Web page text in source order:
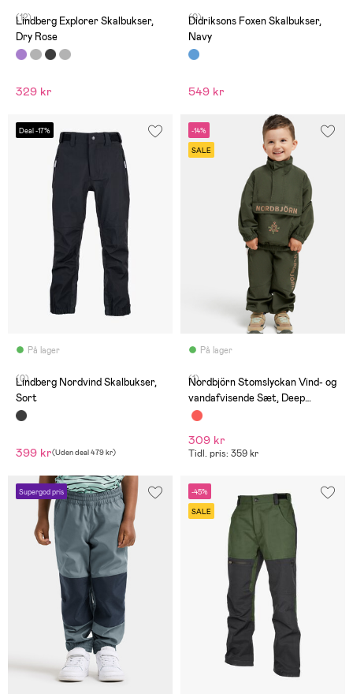
(12)
Lindberg Explorer Skalbukser,
Dry Rose
329 kr
(0)
Didriksons Foxen Skalbukser,
Navy
549 kr
Deal -17%
På lager
(0)
Lindberg Nordvind Skalbukser,
Sort
399 kr(Uden deal479 kr)
-14%
SALE
På lager
(1)
Nordbjörn Stomslyckan Vind- og
vandafvisende Sæt, Deep
Depths
309 kr
Tidl. pris: 359 kr
Supergod pris -45%
SALE